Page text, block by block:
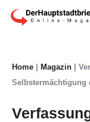
Zum
Home Magazin
Selbstermächtigung